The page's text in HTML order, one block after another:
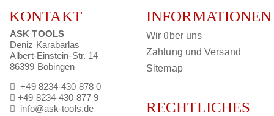
KONTAKT
ASK TOOLS
Deniz Karabarlas
Albert-Einstein-Str. 14
86399 Bobingen
+49 8234-430 878 0
+49 8234-430 877 9
info@ask-tools.de
INFORMATIONEN
Wir über uns
Zahlung und Versand
Sitemap
RECHTLICHES